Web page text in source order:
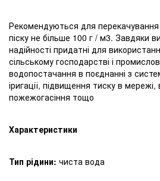
Рекомендуються для перекачування
піску не більше 100 г / м3. Завдяки
надійності придатні для
сільському господарстві і
водопостачання в поєднанні з
іригації, підвищення тиску в
пожежогасіння тощо
Характеристики
Тип рідини: чиста вода